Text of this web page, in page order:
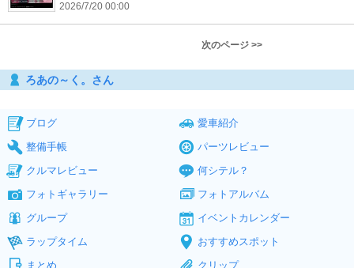
2026/7/20 00:00
次のページ >>
ろあの～く。さん
ブログ
愛車紹介
整備手帳
パーツレビュー
クルマレビュー
何シテル？
フォトギャラリー
フォトアルバム
グループ
イベントカレンダー
ラップタイム
おすすめスポット
まとめ
クリップ